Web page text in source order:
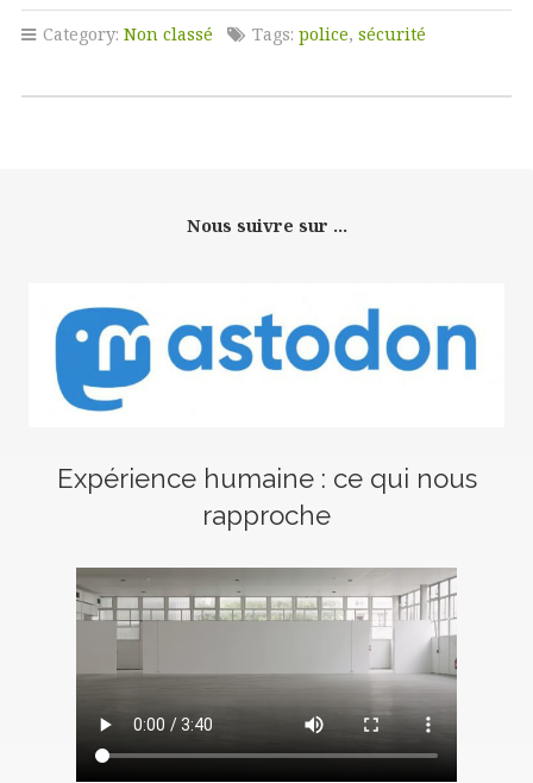
Category: Non classé Tags: police, sécurité
Nous suivre sur ...
Expérience humaine : ce qui nous
rapproche